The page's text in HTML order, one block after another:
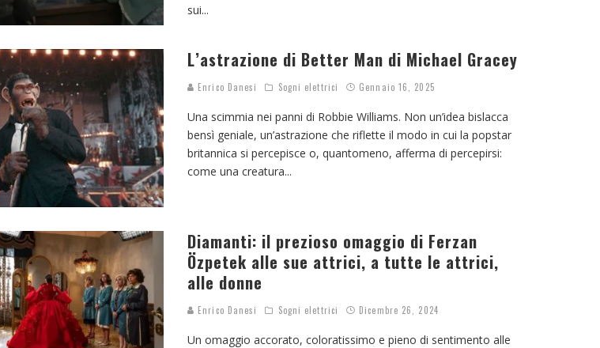
sui...
L’astrazione di Better Man di Michael Gracey
Enrico Danesi Sogni elettrici Gennaio 16, 2025
Una scimmia nei panni di Robbie Williams. Non un’idea bislacca
bensì geniale, un’astrazione che riflette il modo in cui la popstar
britannica si percepisce o, quantomeno, afferma di percepirsi:
come una creatura...
Diamanti: il prezioso omaggio di Ferzan
Özpetek alle sue attrici, a tutte le attrici,
alle donne
Enrico Danesi Sogni elettrici Dicembre 26, 2024
Un omaggio accorato, coloratissimo e pieno di sentimento alle